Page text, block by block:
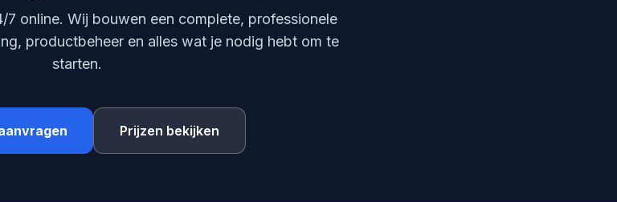
online. Wij bouwen een complete, professionele
productbeheer en alles wat je nodig hebt om te
starten.
Prijzen bekijken